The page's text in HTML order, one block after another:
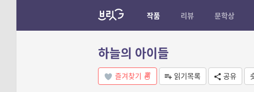
작품 리뷰 문학상
하늘의 아이들
즐겨찾기 읽기목록 공유